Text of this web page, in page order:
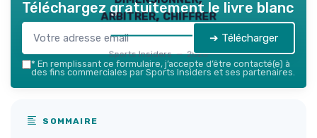
arbitrer, chiffrer
Sports Insiders — 2026
Téléchargez gratuitement le livre blanc
➔ Télécharger
* En remplissant ce formulaire, j’accepte d’être contacté(e) à
des fins commerciales par Sports Insiders et ses partenaires.
SOMMAIRE